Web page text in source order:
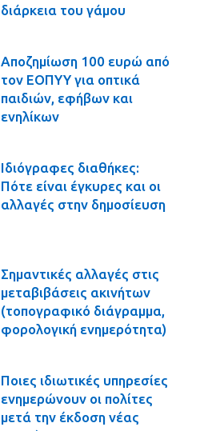
διάρκεια του γάμου
Αποζημίωση 100 ευρώ από
τον ΕΟΠΥΥ για οπτικά
παιδιών, εφήβων και
ενηλίκων
Ιδιόγραφες διαθήκες:
Πότε είναι έγκυρες και οι
αλλαγές στην δημοσίευση
Σημαντικές αλλαγές στις
μεταβιβάσεις ακινήτων
(τοπογραφικό διάγραμμα,
φορολογική ενημερότητα)
Ποιες ιδιωτικές υπηρεσίες
ενημερώνουν οι πολίτες
μετά την έκδοση νέας